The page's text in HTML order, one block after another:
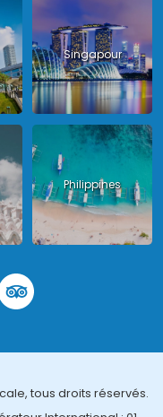
Singapour
Philippines
tous droits réservés.